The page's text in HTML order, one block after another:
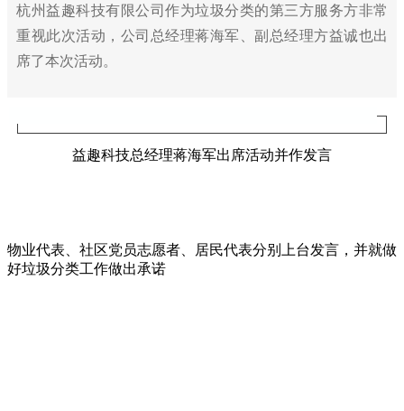
杭州益趣科技有限公司作为垃圾分类的第三方服务方非常
重视此次活动，公司总经理蒋海军、副总经理方益诚也出
席了本次活动。
益趣科技总经理蒋海军出席活动并作发言
物业代表、社区党员志愿者、居民代表分别上台发言，并就做
好垃圾分类工作做出承诺